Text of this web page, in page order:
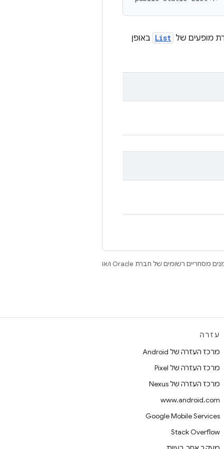
מופעים של List באופן
.‏ Java ו-OpenJDK הם סימנים מסחריים או סימנים מסחריים רשומים של חברת Oracle ו/או
עזרה
מרכז העזרה של Android
מרכז העזרה של Pixel
מרכז העזרה של Nexus
www.android.com
Google Mobile Services
Stack Overflow